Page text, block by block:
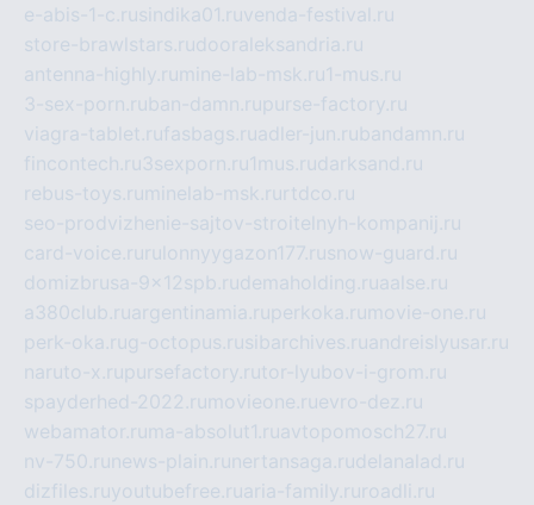
e-abis-1-c.rusindika01.ruvenda-festival.ru
store-brawlstars.rudooraleksandria.ru
antenna-highly.ru mine-lab-msk.ru1-mus.ru
3-sex-porn.ruban-damn.rupurse-factory.ru
viagra-tablet.rufasbags.ruadler-jun.rubandamn.ru
fincontech.ru3sexporn.ru1mus.rudarksand.ru
rebus-toys.ru minelab-msk.ru rtdco.ru
seo-prodvizhenie-sajtov-stroitelnyh-kompanij.ru
card-voice.ru rulonnyygazon177.rusnow-guard.ru
domizbrusa-9x12spb.rudemaholding.ruaalse.ru
a380club.ruargentinamia.ruperkoka.ru movie-one.ru
perk-oka.rug-octopus.rusibarchives.ruandreislyusar.ru
naruto-x.rupursefactory.rutor-lyubov-i-grom.ru
spayderhed-2022.ru movieone.ruevro-dez.ru
webamator.ru ma-absolut1.ruavtopomosch27.ru
nv-750.ru news-plain.ru nertansaga.rudelanalad.ru
dizfiles.ruyoutubefree.ruaria-family.ru roadli.ru